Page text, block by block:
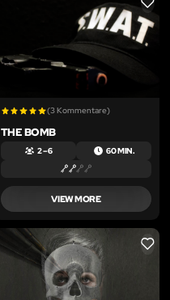
LIKE
(3 Kommentare)
THE BOMB
2 – 6 60 MIN.
VIEW MORE
LIKE